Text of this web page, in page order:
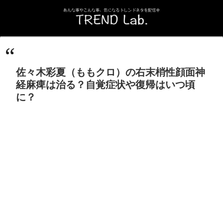
佐々木彩夏（ももクロ）の右末梢性顔面神
経麻痺は治る？自覚症状や復帰はいつ頃
に？